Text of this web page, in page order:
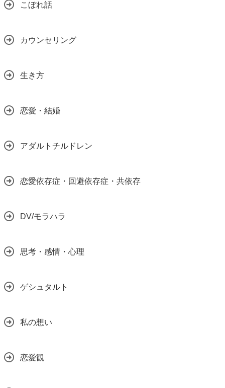
こぼれ話
カウンセリング
生き方
恋愛・結婚
アダルトチルドレン
恋愛依存症・回避依存症・共依存
DV/モラハラ
思考・感情・心理
ゲシュタルト
私の想い
恋愛観